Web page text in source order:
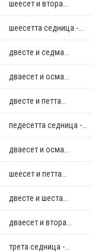
шеесет и втора...
шеесетта седница -...
двестe и седма...
дваесет и осма...
двестe и петта...
педесетта седница -...
дваесет и осма...
шеесет и петта...
двестe и шеста...
дваесет и втора...
трета седница -...